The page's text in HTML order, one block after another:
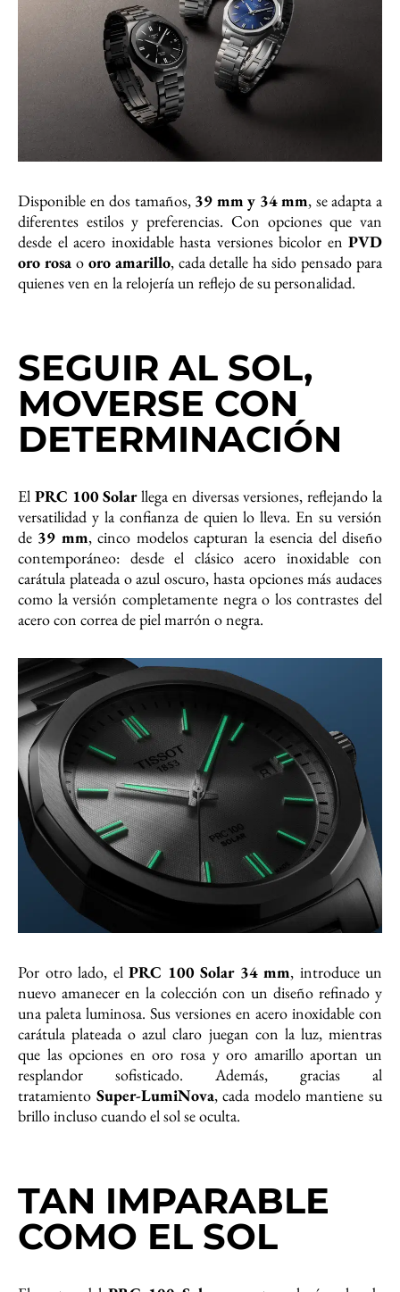
Disponible en dos tamaños, 39 mm y 34 mm, se adapta a
diferentes estilos y preferencias. Con opciones que van
desde el acero inoxidable hasta versiones bicolor en PVD
oro rosao oro amarillo, cada detalle ha sido pensado para
quienes ven en la relojería un reflejo de su personalidad.
SEGUIR AL SOL,
MOVERSE CON
DETERMINACIÓN
El PRC 100 Solarllega en diversas versiones, reflejando la
versatilidad y la confianza de quien lo lleva. En su versión
de 39 mm, cinco modelos capturan la esencia del diseño
contemporáneo: desde el clásico acero inoxidable con
carátula plateada o azul oscuro, hasta opciones más audaces
como la versión completamente negra o los contrastes del
acero con correa de piel marrón o negra.
Por otro lado, el PRC 100 Solar 34 mm, introduce un
nuevo amanecer en la colección con un diseño refinado y
una paleta luminosa. Sus versiones en acero inoxidable con
carátula plateada o azul claro juegan con la luz, mientras
que las opciones en oro rosa y oro amarillo aportan un
resplandor sofisticado. Además, gracias al
tratamiento Super-LumiNova, cada modelo mantiene su
brillo incluso cuando el sol se oculta.
TAN IMPARABLE
COMO EL SOL